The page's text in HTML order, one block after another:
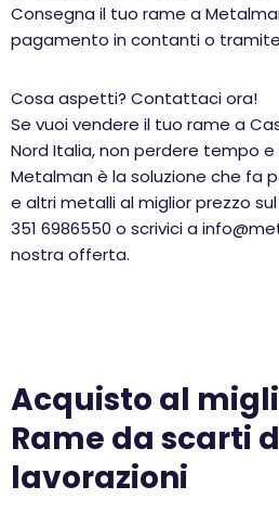
Consegna il tuo rame a
pagamento in contanti o
Cosa aspetti? Contattaci ora!
Se vuoi vendere il tuo rame a
Nord Italia, non perdere tempo
Metalman è la soluzione che fa
e altri metalli al miglior prezzo
351 6986550 o scrivici a
nostra offerta.
Acquisto al
Rame da scarti
lavorazioni